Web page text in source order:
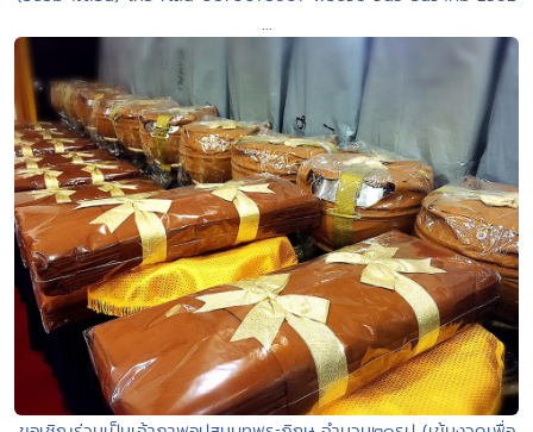
...